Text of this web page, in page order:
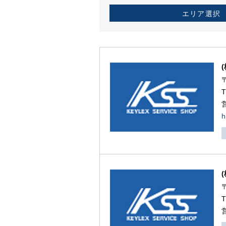
エリア選択
(
(